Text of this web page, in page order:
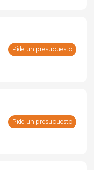
Pide un presupuesto
Pide un presupuesto